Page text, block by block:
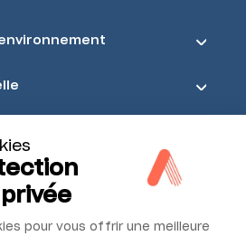
pour vous offrir une meilleure